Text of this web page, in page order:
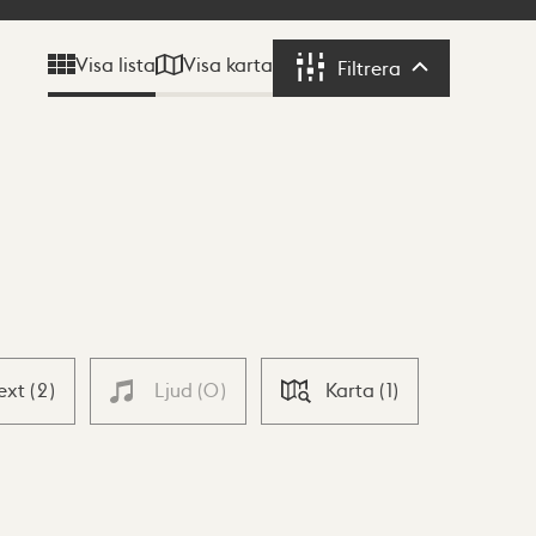
Visa lista Visa karta Filtrera Filtrera
(2) Ljud (0) Karta (1)